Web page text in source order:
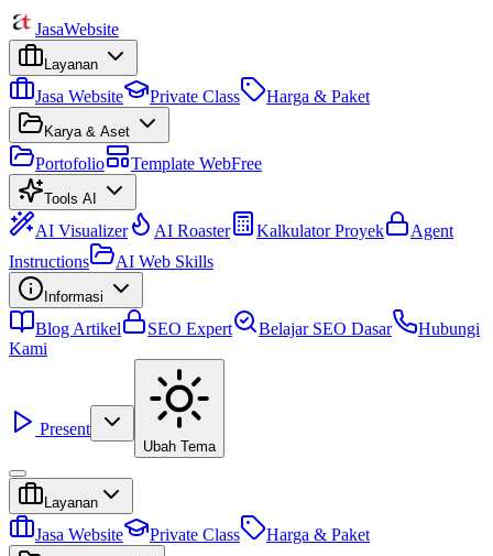
JasaWebsite
Layanan
Jasa Website Private Class Harga & Paket
Karya & Aset
Portofolio Template WebFree
Tools AI
AI Visualizer AI Roaster Kalkulator Proyek
Agent
Instructions
AI Web Skills
Informasi
Blog Artikel SEO Expert Belajar SEO Dasar
Hubungi
Kami
Present
Ubah Tema
Layanan
Jasa Website Private Class Harga & Paket